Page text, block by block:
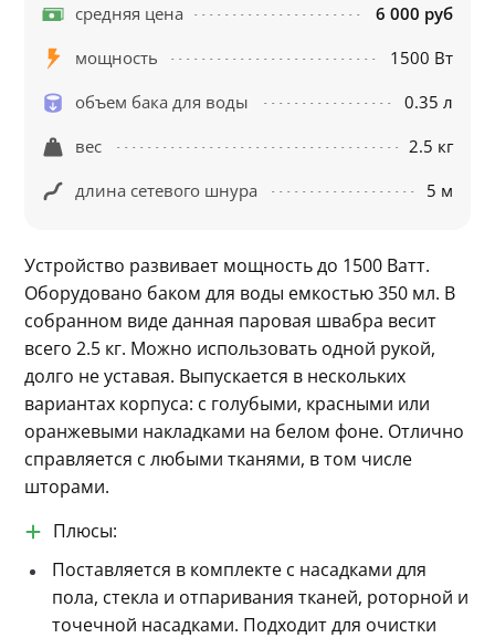
средняя цена
6 000 руб
мощность
1500 Вт
объем бака для воды
0.35 л
вес
2.5 кг
длина сетевого шнура
5 м
Устройство развивает мощность до 1500 Ватт.
Оборудовано баком для воды емкостью 350 мл. В
собранном виде данная паровая швабра весит
всего 2.5 кг. Можно использовать одной рукой,
долго не уставая. Выпускается в нескольких
вариантах корпуса: с голубыми, красными или
оранжевыми накладками на белом фоне. Отлично
справляется с любыми тканями, в том числе
шторами.
Плюсы:
Поставляется в комплекте с насадками для
пола, стекла и отпаривания тканей, роторной и
точечной насадками. Подходит для очистки